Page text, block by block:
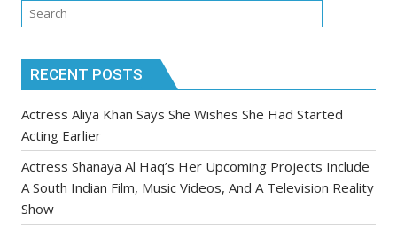
RECENT POSTS
Actress Aliya Khan Says She Wishes She Had Started
Acting Earlier
Actress Shanaya Al Haq’s Her Upcoming Projects Include
A South Indian Film, Music Videos, And A Television Reality
Show